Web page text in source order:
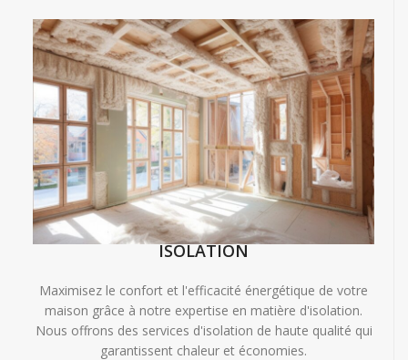
ISOLATION
Maximisez le confort et l'efficacité énergétique de votre
maison grâce à notre expertise en matière d'isolation.
Nous offrons des services d'isolation de haute qualité qui
garantissent chaleur et économies.